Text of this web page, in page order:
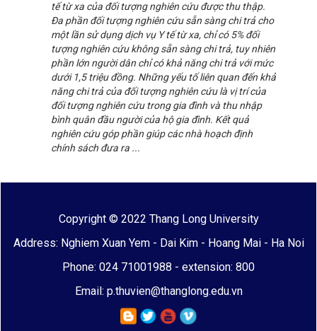
tế từ xa của đối tượng nghiên cứu được thu thập.
Đa phần đối tượng nghiên cứu sẵn sàng chi trả cho
một lần sử dụng dịch vụ Y tế từ xa, chỉ có 5% đối
tượng nghiên cứu không sẵn sàng chi trả, tuy nhiên
phần lớn người dân chỉ có khả năng chi trả với mức
dưới 1,5 triệu đồng. Những yếu tố liên quan đến khả
năng chi trả của đối tượng nghiên cứu là vị trí của
đối tượng nghiên cứu trong gia đình và thu nhập
bình quân đầu người của hộ gia đình. Kết quả
nghiên cứu góp phần giúp các nhà hoạch định
chính sách đưa ra ...
Copyright © 2022 Thang Long University
Address: Nghiem Xuan Yem - Dai Kim - Hoang Mai - Ha Noi
Phone: 024 71001988 - extension: 800
Email: p.thuvien@thanglong.edu.vn